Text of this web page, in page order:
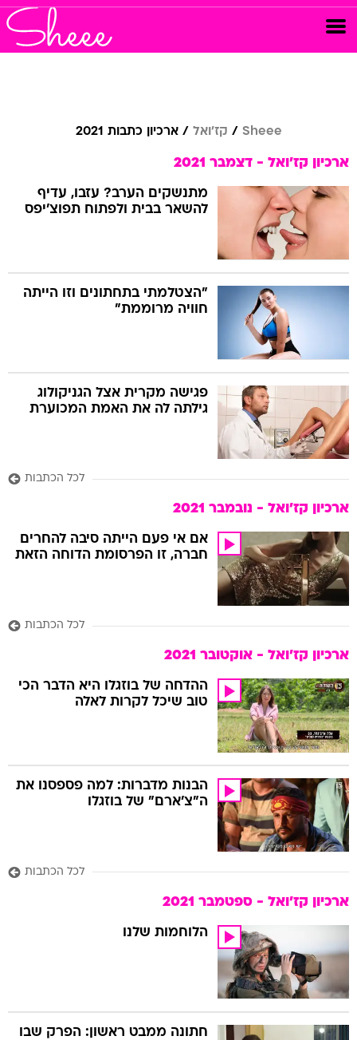
Sheee קז'ואל ארכיון כתבות 2021
ארכיון קז'ואל - דצמבר 2021
מתנשקים הערב? עזבו, עדיף
להשאר בבית ולפתוח תפוצ'יפס
"הצטלמתי בתחתונים וזו הייתה
חוויה מרוממת"
פגישה מקרית אצל הגניקולוג
גילתה לה את האמת המכוערת
לכל הכתבות
ארכיון קז'ואל - נובמבר 2021
אם אי פעם הייתה סיבה להחרים
חברה, זו הפרסומת הדוחה הזאת
לכל הכתבות
ארכיון קז'ואל - אוקטובר 2021
ההדחה של בוזגלו היא הדבר הכי
טוב שיכל לקרות לאלה
הבנות מדברות: למה פספסנו את
ה"צ'ארם" של בוזגלו
לכל הכתבות
ארכיון קז'ואל - ספטמבר 2021
הלוחמות שלנו
חתונה ממבט ראשון: הפרק שבו